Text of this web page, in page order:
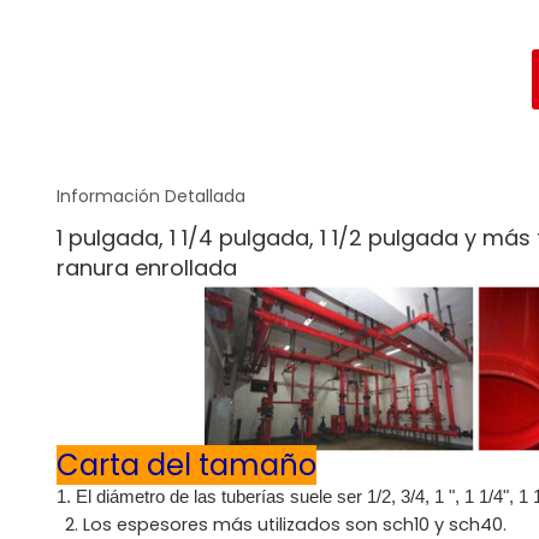
Información Detallada
1 pulgada, 1 1/4 pulgada, 1 1/2 pulgada y
ranura enrollada
Carta del tamaño
1. El diámetro de las tuberías suele ser 1/2, 3/4, 1 ", 1 1/4", 1
2. Los espesores más utilizados son sch10 y sch40.